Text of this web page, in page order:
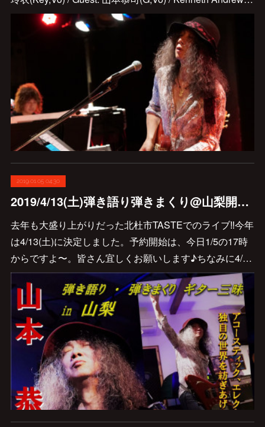
2019.01.05 04:30
2019/4/13(土)弾き語り弾きまくり@山梨開催決定です♪
去年も大盛り上がりだった北杜市TASTEでのライブ‼︎今年
は4/13(土)に決定しました。予約開始は、今日1/5の17時
からですよ〜。皆さん宜しくお願いします♪ちなみに4/…